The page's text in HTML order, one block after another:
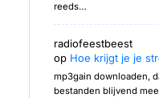
reeds…
radiofeestbeest
op Hoe krijgt je je
mp3gain downloaden,
bestanden blijvend